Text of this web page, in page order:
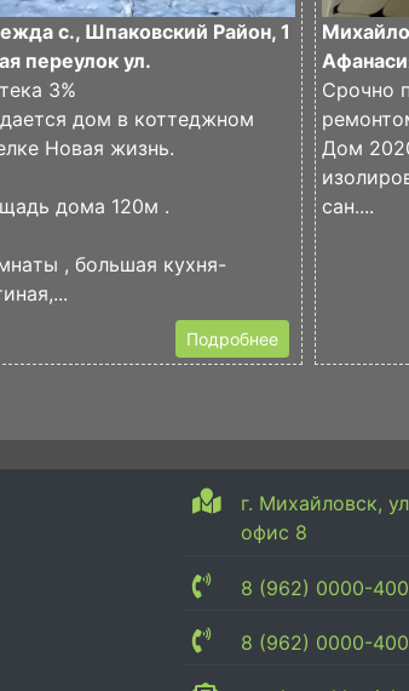
с., Шпаковский Район, 1
переулок ул.
3%
дом в коттеджном
Hовая жизнь.
домa 120м .
, бoльшaя куxня-
Подробнее
Срочно
Дом
сан....
г. Михайловск,
офис 8
8 (962) 0000-400
8 (962) 0000-400